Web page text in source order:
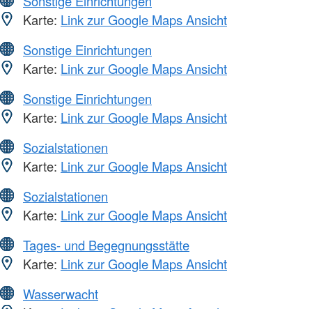
Karte: Link zur Google Maps Ansicht
Sonstige Einrichtungen
Karte: Link zur Google Maps Ansicht
Sonstige Einrichtungen
Karte: Link zur Google Maps Ansicht
Sozialstationen
Karte: Link zur Google Maps Ansicht
Sozialstationen
Karte: Link zur Google Maps Ansicht
Tages- und Begegnungsstätte
Karte: Link zur Google Maps Ansicht
Wasserwacht